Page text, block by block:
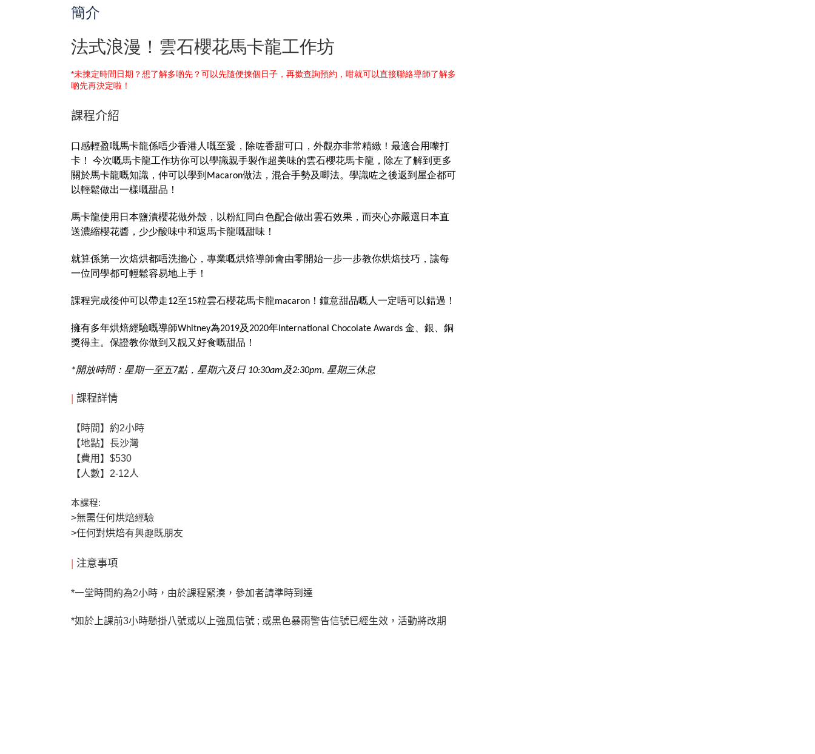
簡介
法式浪漫！雲石櫻花馬卡龍工作坊
*未揀定時間日期？想了解多啲先？可以先隨便揀個日子，再撳查詢預約，咁就可以直接聯絡導師了解多
啲先再決定啦！
課程介紹
口感輕盈嘅馬卡龍係唔少香港人嘅至愛，除咗香甜可口，外觀亦非常精緻！最適合用嚟打
卡！ 今次嘅馬卡龍工作坊你可以學識親手製作超美味的雲石櫻花馬卡龍，除左了解到更多
關於馬卡龍嘅知識，仲可以學到Macaron做法，混合手勢及唧法。學識咗之後返到屋企都可
以輕鬆做出一樣嘅甜品！
馬卡龍使用日本鹽漬櫻花做外殼，以粉紅同白色配合做出雲石效果，而夾心亦嚴選日本直
送濃縮櫻花醬，少少酸味中和返馬卡龍嘅甜味！
就算係第一次焙烘都唔洗擔心，專業嘅烘焙導師會由零開始一步一步教你烘焙技巧，讓每
一位同學都可輕鬆容易地上手！
課程完成後仲可以帶走12至15粒雲石櫻花馬卡龍macaron！鐘意甜品嘅人一定唔可以錯過！
擁有多年烘焙經驗嘅導師Whitney為2019及2020年International Chocolate Awards 金、銀、銅
獎得主。保證教你做到又靚又好食嘅甜品！
*開放時間：星期一至五7點，星期六及日 10:30am及2:30pm, 星期三休息
| 課程詳情
【時間】約2小時
【地點】長沙灣
【費用】 $530
【人數】 2-12人
本課程:
>無需任何烘焙經驗
>任何對烘焙有興趣既朋友
| 注意事項
*一堂時間約為2小時，由於課程緊湊，參加者請準時到達
*如於上課前3小時懸掛八號或以上強風信號 ; 或黑色暴雨警告信號已經生效，活動將改期